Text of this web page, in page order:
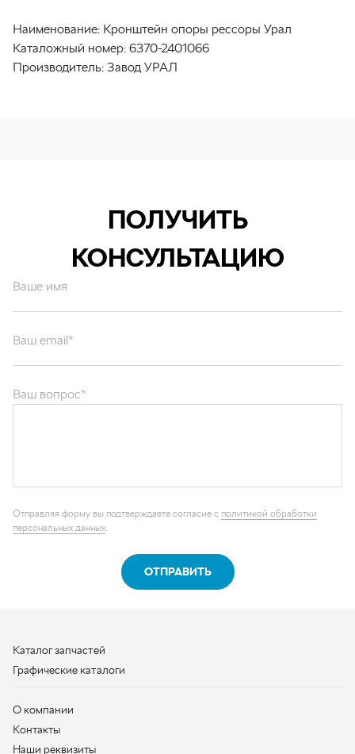
Наименование: Кронштейн опоры рессоры Урал
Каталожный номер: 6370-2401066
Производитель: Завод УРАЛ
ПОЛУЧИТЬ
КОНСУЛЬТАЦИЮ
Ваше имя
персональных данных
Каталог запчастей
Контактная информация
+7 (950) 730-92-10
uralavtozap@yandex.ru
г. Миасс, Тургоякское шоссе, д. 11/63
Полная контактная информация